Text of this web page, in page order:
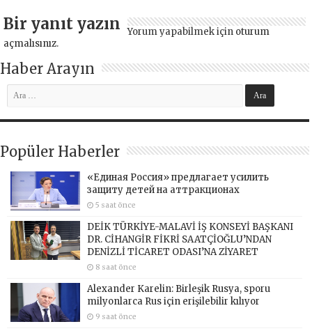
Bir yanıt yazın Yorum yapabilmek için oturum
açmalısınız.
Haber Arayın
Popüler Haberler
«Единая Россия» предлагает усилить
защиту детей на аттракционах
5 saat önce
DEİK TÜRKİYE-MALAVİ İŞ KONSEYİ BAŞKANI
DR. CİHANGİR FİKRİ SAATÇİOĞLU’NDAN
DENİZLİ TİCARET ODASI’NA ZİYARET
8 saat önce
Alexander Karelin: Birleşik Rusya, sporu
milyonlarca Rus için erişilebilir kılıyor
9 saat önce